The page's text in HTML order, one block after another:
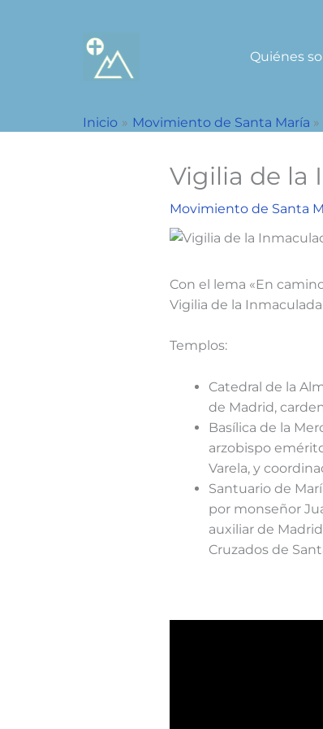
Quiénes
Inicio Movimiento de Santa María
Vigilia de la
Movimiento de Santa
Con el lema «En
Vigilia de la
Templos:
Catedral de la
de Madrid,
Basílica de la
arzobispo
Varela, y
Santuario de
por monseñor
auxiliar de
Cruzados de